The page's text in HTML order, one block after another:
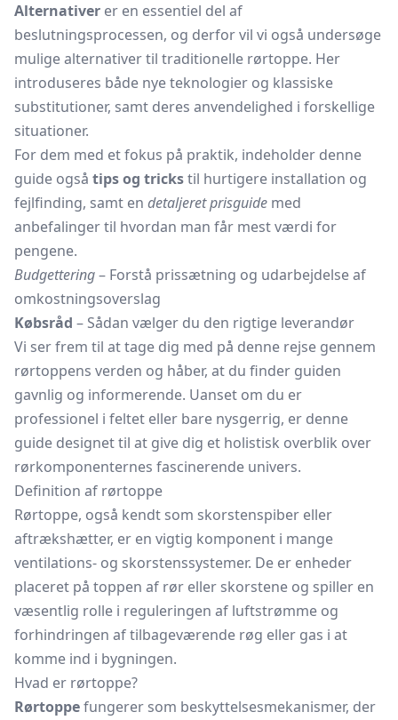
Alternativer er en essentiel del af
beslutningsprocessen, og derfor vil vi også undersøge
mulige alternativer til traditionelle rørtoppe. Her
introduseres både nye teknologier og klassiske
substitutioner, samt deres anvendelighed i forskellige
situationer.
For dem med et fokus på praktik, indeholder denne
guide også tips og trickstil hurtigere installation og
fejlfinding, samt en detaljeret prisguide med
anbefalinger til hvordan man får mest værdi for
pengene.
Budgettering– Forstå prissætning og udarbejdelse af
omkostningsoverslag
Købsråd – Sådan vælger du den rigtige leverandør
Vi ser frem til at tage dig med på denne rejse gennem
rørtoppens verden og håber, at du finder guiden
gavnlig og informerende. Uanset om du er
professionel i feltet eller bare nysgerrig, er denne
guide designet til at give dig et holistisk overblik over
rørkomponenternes fascinerende univers.
Definition af rørtoppe
Rørtoppe, også kendt som skorstenspiber eller
aftrækshætter, er en vigtig komponent i mange
ventilations- og skorstenssystemer. De er enheder
placeret på toppen af rør eller skorstene og spiller en
væsentlig rolle i reguleringen af luftstrømme og
forhindringen af tilbageværende røg eller gas i at
komme ind i bygningen.
Hvad er rørtoppe?
Rørtoppefungerer som beskyttelsesmekanismer, der